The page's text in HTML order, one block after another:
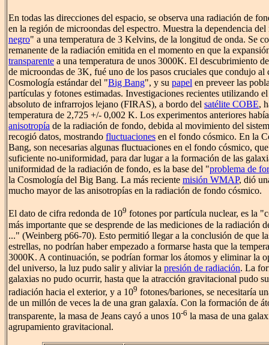
En todas las direcciones del espacio, se observa una radiación de
en la región de microondas del espectro. Muestra la dependencia
negro" a una temperatura de 3 Kelvins, de la longitud de onda. Se
remanente de la radiación emitida en el momento en que la
transparente a una temperatura de unos 3000K. El descubrimiento
de microondas de 3K, fué uno de los pasos cruciales que condujo
Cosmología estándar del "Big Bang", y su papel en preveer las
partículas y fotones estimadas. Investigaciones recientes utilizando
absoluto de infrarrojos lejano (FIRAS), a bordo del satélite COBE,
temperatura de 2,725 +/- 0,002 K. Los experimentos anteriores
anisotropía de la radiación de fondo, debida al movimiento del
recogió datos, mostrando fluctuaciones en el fondo cósmico. En la
Bang, son necesarias algunas fluctuaciones en el fondo cósmico,
suficiente no-uniformidad, para dar lugar a la formación de las
uniformidad de la radiación de fondo, es la base del "problema de
la Cosmología del Big Bang. La más reciente misión WMAP, dió
mucho mayor de las anisotropías en la radiación de fondo cósmico.
El dato de cifra redonda de 109 fotones por partícula nuclear, es la
más importante que se desprende de las mediciones de la radiación
..." (Weinberg p66-70). Esto permitió llegar a la conclusión de que
estrellas, no podrían haber empezado a formarse hasta que la
3000K. A continuación, se podrían formar los átomos y eliminar la
del universo, la luz pudo salir y aliviar la presión de radiación. La
galaxias no pudo ocurrir, hasta que la atracción gravitacional pudo
radiación hacia el exterior, y a 109 fotones/bariones, se necesitaría
de un millón de veces la de una gran galaxía. Con la formación de
transparente, la masa de Jeans cayó a unos 10-6 la masa de una
agrupamiento gravitacional.